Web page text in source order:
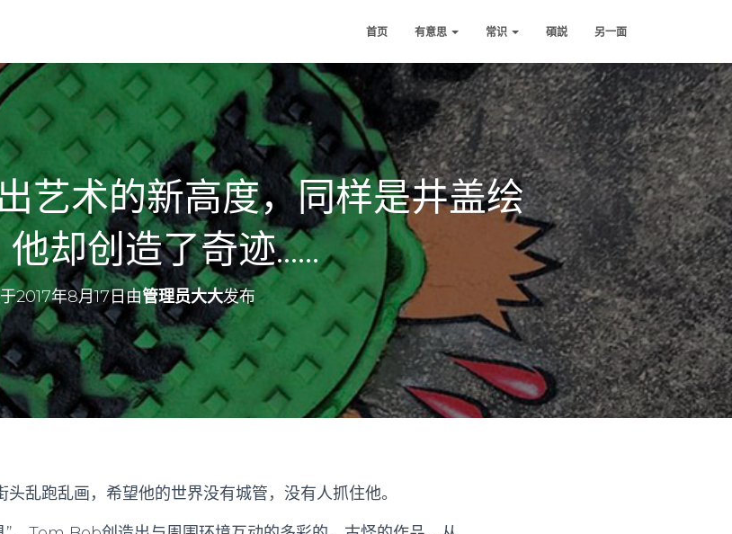
首页 有意思 常识 碩説 另一面
艺术的新高度，同样是井盖绘
他却创造了奇迹……
于2017年8月17日由管理员大大发布
乱跑乱画，希望他的世界没有城管，没有人抓住他。